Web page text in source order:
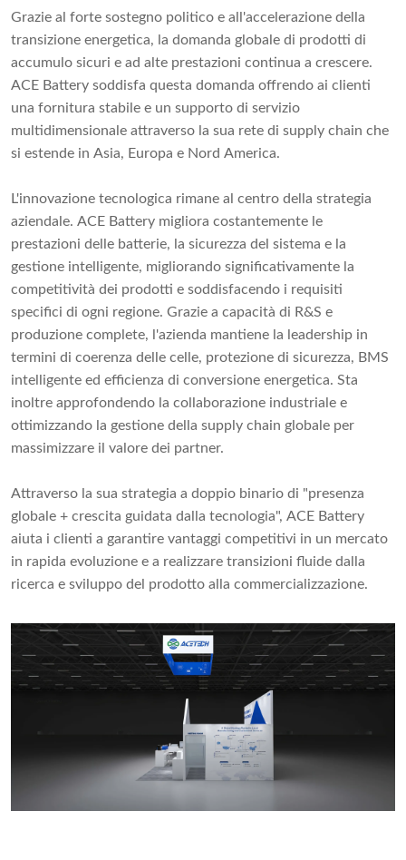
Grazie al forte sostegno politico e all'accelerazione della
transizione energetica, la domanda globale di prodotti di
accumulo sicuri e ad alte prestazioni continua a crescere.
ACE Battery soddisfa questa domanda offrendo ai clienti
una fornitura stabile e un supporto di servizio
multidimensionale attraverso la sua rete di supply chain che
si estende in Asia, Europa e Nord America.
L'innovazione tecnologica rimane al centro della strategia
aziendale. ACE Battery migliora costantemente le
prestazioni delle batterie, la sicurezza del sistema e la
gestione intelligente, migliorando significativamente la
competitività dei prodotti e soddisfacendo i requisiti
specifici di ogni regione. Grazie a capacità di R&S e
produzione complete, l'azienda mantiene la leadership in
termini di coerenza delle celle, protezione di sicurezza, BMS
intelligente ed efficienza di conversione energetica. Sta
inoltre approfondendo la collaborazione industriale e
ottimizzando la gestione della supply chain globale per
massimizzare il valore dei partner.
Attraverso la sua strategia a doppio binario di "presenza
globale + crescita guidata dalla tecnologia", ACE Battery
aiuta i clienti a garantire vantaggi competitivi in ​​un mercato
in rapida evoluzione e a realizzare transizioni fluide dalla
ricerca e sviluppo del prodotto alla commercializzazione.